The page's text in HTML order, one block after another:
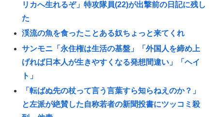
リカへ生れるぞ」特攻隊員(22)が出撃前の日記に残し
た
渓流の魚を食ったことある奴ちょっと来てくれ
サンモニ「永住権は生活の基盤」「外国人を締め上
げれば日本人が生きやすくなる発想間違い」「ヘイ
ト」
「転ばぬ先の杖って言う言葉すら知らねえのか？」
と左派が絶賛した自称若者の新聞投書にツッコミ殺